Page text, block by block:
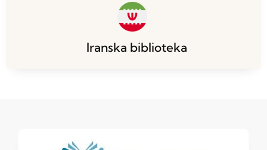
Iranska biblioteka